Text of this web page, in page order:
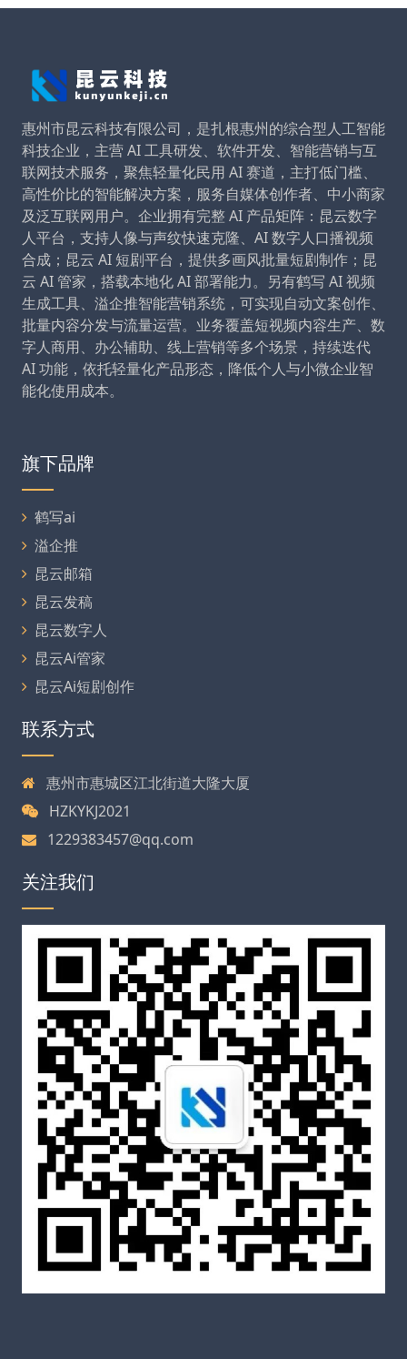
惠州市昆云科技有限公司，是扎根惠州的综合型人工智能
科技企业，主营 AI 工具研发、软件开发、智能营销与互
联网技术服务，聚焦轻量化民用 AI 赛道，主打低门槛、
高性价比的智能解决方案，服务自媒体创作者、中小商家
及泛互联网用户。企业拥有完整 AI 产品矩阵：昆云数字
人平台，支持人像与声纹快速克隆、AI 数字人口播视频
合成；昆云 AI 短剧平台，提供多画风批量短剧制作；昆
云 AI 管家，搭载本地化 AI 部署能力。另有鹤写 AI 视频
生成工具、溢企推智能营销系统，可实现自动文案创作、
批量内容分发与流量运营。业务覆盖短视频内容生产、数
字人商用、办公辅助、线上营销等多个场景，持续迭代
AI 功能，依托轻量化产品形态，降低个人与小微企业智
能化使用成本。
旗下品牌
鹤写ai
溢企推
昆云邮箱
昆云发稿
昆云数字人
昆云Ai管家
昆云Ai短剧创作
联系方式
惠州市惠城区江北街道大隆大厦
HZKYKJ2021
1229383457@qq.com
关注我们